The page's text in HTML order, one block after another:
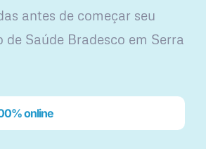
antes de começar seu
de Saúde Bradesco em Serra
online